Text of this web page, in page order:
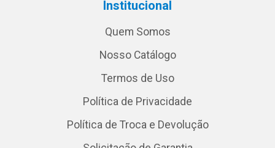
Institucional
Quem Somos
Nosso Catálogo
Termos de Uso
Política de Privacidade
Política de Troca e Devolução